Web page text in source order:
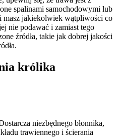
spalinami samochodowymi lub
masz jakiekolwiek wątpliwości co
nie podawać i zamiast tego
źródła, takie jak dobrej jakości
królika
niezbędnego błonnika,
trawiennego i ścierania